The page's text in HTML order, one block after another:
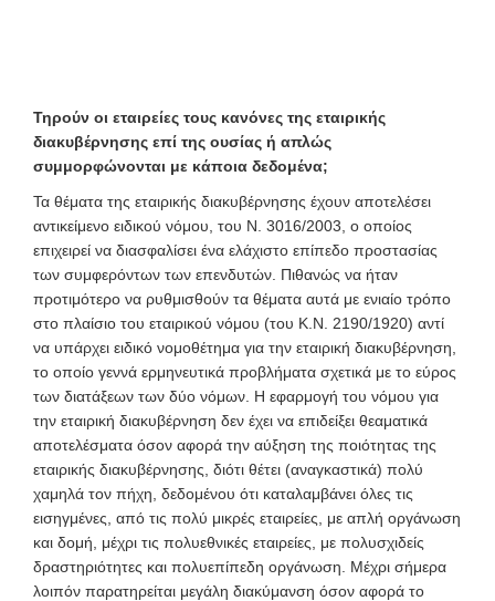
Τηρούν οι εταιρείες τους κανόνες της εταιρικής
διακυβέρνησης επί της ουσίας ή απλώς
συμμορφώνονται με κάποια δεδομένα;
Τα θέματα της εταιρικής διακυβέρνησης έχουν αποτελέσει
αντικείμενο ειδικού νόμου, του Ν. 3016/2003, ο οποίος
επιχειρεί να διασφαλίσει ένα ελάχιστο επίπεδο προστασίας
των συμφερόντων των επενδυτών. Πιθανώς να ήταν
προτιμότερο να ρυθμισθούν τα θέματα αυτά με ενιαίο τρόπο
στο πλαίσιο του εταιρικού νόμου (του Κ.Ν. 2190/1920) αντί
να υπάρχει ειδικό νομοθέτημα για την εταιρική διακυβέρνηση,
το οποίο γεννά ερμηνευτικά προβλήματα σχετικά με το εύρος
των διατάξεων των δύο νόμων. Η εφαρμογή του νόμου για
την εταιρική διακυβέρνηση δεν έχει να επιδείξει θεαματικά
αποτελέσματα όσον αφορά την αύξηση της ποιότητας της
εταιρικής διακυβέρνησης, διότι θέτει (αναγκαστικά) πολύ
χαμηλά τον πήχη, δεδομένου ότι καταλαμβάνει όλες τις
εισηγμένες, από τις πολύ μικρές εταιρείες, με απλή οργάνωση
και δομή, μέχρι τις πολυεθνικές εταιρείες, με πολυσχιδείς
δραστηριότητες και πολυεπίπεδη οργάνωση. Μέχρι σήμερα
λοιπόν παρατηρείται μεγάλη διακύμανση όσον αφορά το